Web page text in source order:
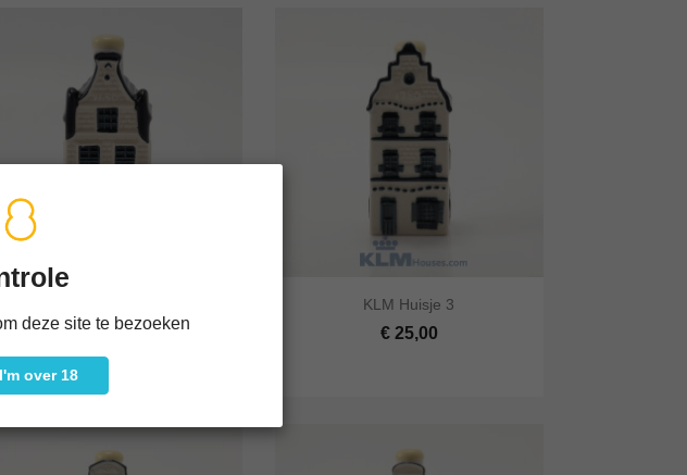
bekijken In winkelwagen
€ 25,00 Snel bekijken In winkelwagen
KLM Huisje 3
€ 25,00
deze site te bezoeken
I'm over 18